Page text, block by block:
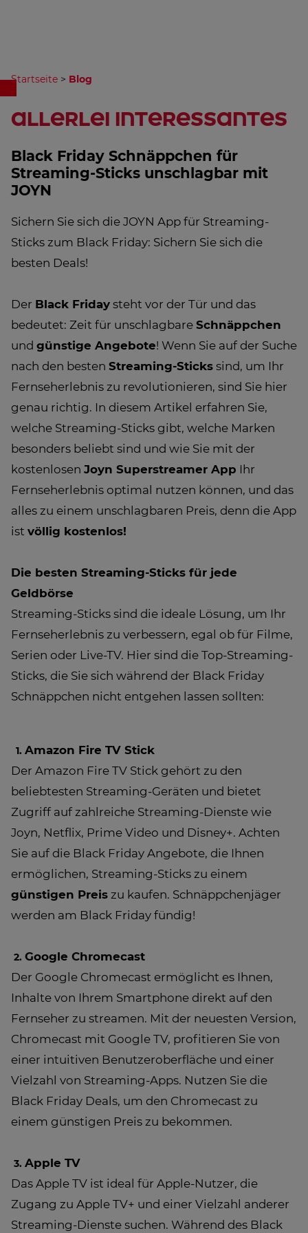
Startseite > Blog
allerlei Interessantes
Black Friday Schnäppchen für
Streaming-Sticks unschlagbar mit
JOYN
Sichern Sie sich die JOYN App für Streaming-
Sticks zum Black Friday: Sichern Sie sich die
besten Deals!
Der Black Friday steht vor der Tür und das
bedeutet: Zeit für unschlagbare Schnäppchen
und günstige Angebote! Wenn Sie auf der Suche
nach den besten Streaming-Sticks sind, um Ihr
Fernseherlebnis zu revolutionieren, sind Sie hier
genau richtig. In diesem Artikel erfahren Sie,
welche Streaming-Sticks gibt, welche Marken
besonders beliebt sind und wie Sie mit der
kostenlosen Joyn Superstreamer App Ihr
Fernseherlebnis optimal nutzen können, und das
alles zu einem unschlagbaren Preis, denn die App
ist völlig kostenlos!
Die besten Streaming-Sticks für jede
Geldbörse
Streaming-Sticks sind die ideale Lösung, um Ihr
Fernseherlebnis zu verbessern, egal ob für Filme,
Serien oder Live-TV. Hier sind die Top-Streaming-
Sticks, die Sie sich während der Black Friday
Schnäppchen nicht entgehen lassen sollten:
Amazon Fire TV Stick
Der Amazon Fire TV Stick gehört zu den
beliebtesten Streaming-Geräten und bietet
Zugriff auf zahlreiche Streaming-Dienste wie
Joyn, Netflix, Prime Video und Disney+. Achten
Sie auf die Black Friday Angebote, die Ihnen
ermöglichen, Streaming-Sticks zu einem
günstigen Preis zu kaufen. Schnäppchenjäger
werden am Black Friday fündig!
Google Chromecast
Der Google Chromecast ermöglicht es Ihnen,
Inhalte von Ihrem Smartphone direkt auf den
Fernseher zu streamen. Mit der neuesten Version,
Chromecast mit Google TV, profitieren Sie von
einer intuitiven Benutzeroberfläche und einer
Vielzahl von Streaming-Apps. Nutzen Sie die
Black Friday Deals, um den Chromecast zu
einem günstigen Preis zu bekommen.
Apple TV
Das Apple TV ist ideal für Apple-Nutzer, die
Zugang zu Apple TV+ und einer Vielzahl anderer
Streaming-Dienste suchen. Während des Black